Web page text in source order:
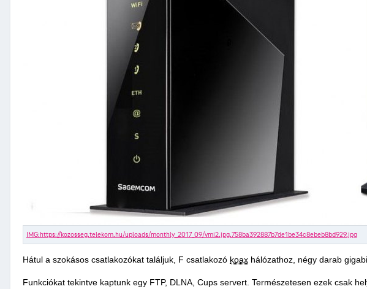
Hátul a szokásos csatlakozókat találjuk, F csatlakozó koax hálózathoz, négy darab
Funkciókat tekintve kaptunk egy FTP, DLNA, Cups servert. Természetesen ezek csak